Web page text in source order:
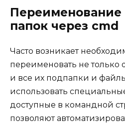
папок через cmd
Часто возникает
переименовать не только
и все их подпапки и
использовать
доступные в командной
позволяют